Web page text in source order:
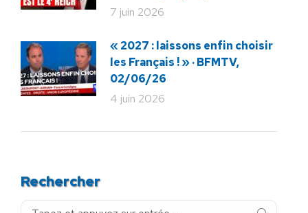
7 juin 2026
« 2027 : laissons enfin choisir
les Français ! » · BFMTV,
02/06/26
4 juin 2026
Rechercher
Recherche